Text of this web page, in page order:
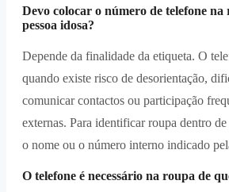
Devo colocar o número de telefone na
pessoa idosa?
Depende da finalidade da etiqueta. O
quando existe risco de desorientação,
comunicar contactos ou participação
externas. Para identificar roupa dentro
o nome ou o número interno indicado
O telefone é necessário na roupa de